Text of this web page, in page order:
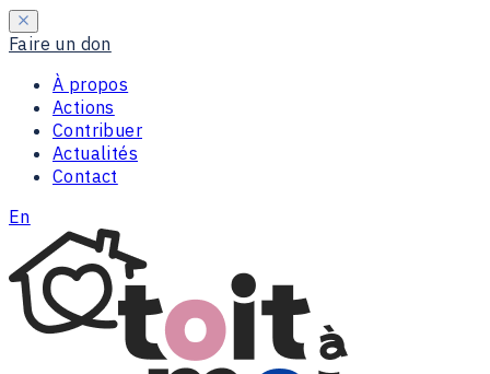
Faire un don
À propos
Actions
Contribuer
Actualités
Contact
En